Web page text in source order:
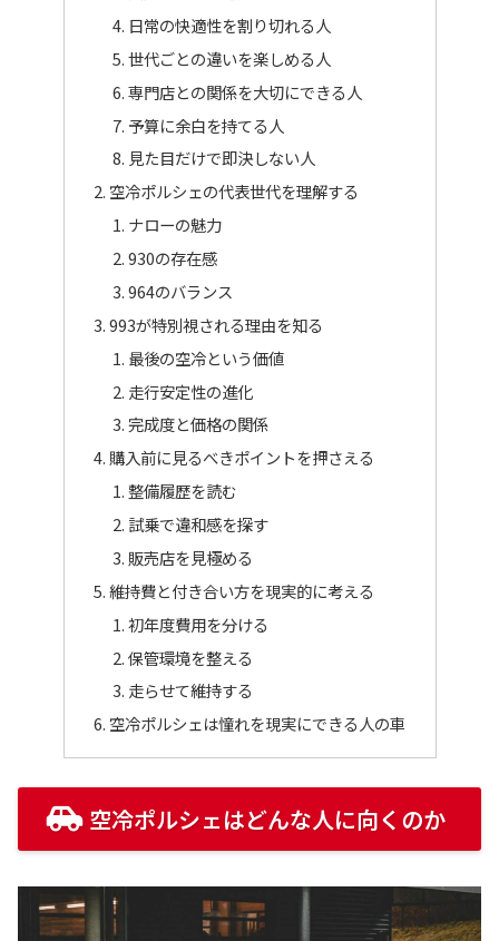
日常の快適性を割り切れる人
世代ごとの違いを楽しめる人
専門店との関係を大切にできる人
予算に余白を持てる人
見た目だけで即決しない人
空冷ポルシェの代表世代を理解する
ナローの魅力
930の存在感
964のバランス
993が特別視される理由を知る
最後の空冷という価値
走行安定性の進化
完成度と価格の関係
購入前に見るべきポイントを押さえる
整備履歴を読む
試乗で違和感を探す
販売店を見極める
維持費と付き合い方を現実的に考える
初年度費用を分ける
保管環境を整える
走らせて維持する
空冷ポルシェは憧れを現実にできる人の車
空冷ポルシェはどんな人に向くのか